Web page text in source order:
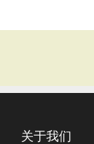
关于我们